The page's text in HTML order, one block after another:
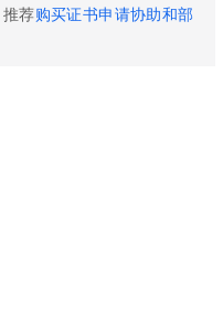
荐购买证书申请协助和部